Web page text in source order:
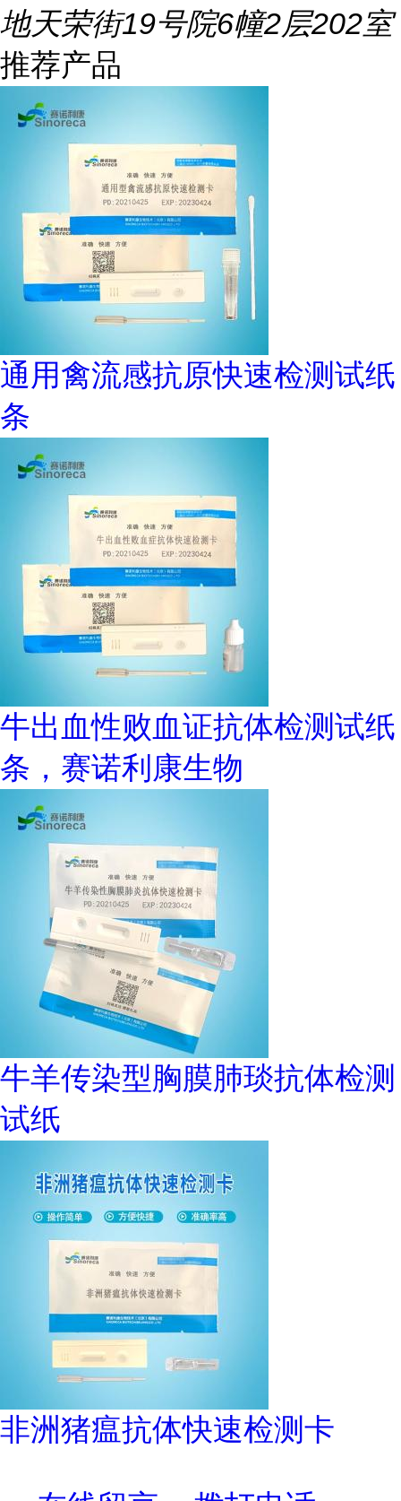
地天荣街19号院6幢2层202室
推荐产品
通用禽流感抗原快速检测试纸
条
牛出血性败血证抗体检测试纸
条，赛诺利康生物
牛羊传染型胸膜肺琰抗体检测
试纸
非洲猪瘟抗体快速检测卡